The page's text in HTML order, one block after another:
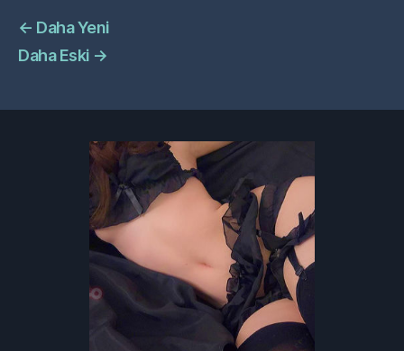
← Daha Yeni
Daha Eski →